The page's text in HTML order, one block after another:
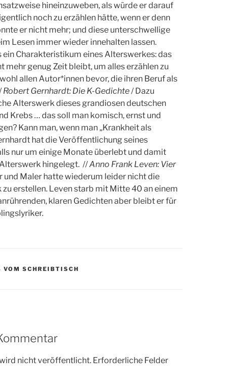
hineinzuweben, als würde er darauf
noch zu erzählen hätte, wenn er denn
er nicht mehr; und diese unterschwellige
Lesen immer wieder innehalten lassen.
ein Charakteristikum eines Alterswerkes: das
mehr genug Zeit bleibt, um alles erzählen zu
allen Autor*innen bevor, die ihren Beruf als
Robert Gernhardt: Die K-Gedichte/ Dazu
Alterswerk dieses grandiosen deutschen
Krebs … das soll man komisch, ernst und
Kann man, wenn man „Krankheit als
hat die Veröffentlichung seines
nur um einige Monate überlebt und damit
hingelegt. //Anno Frank Leven: Vier
und Maler hatte wiederum leider nicht die
zu erstellen. Leven starb mit Mitte 40 an einem
klaren Gedichten aber bleibt er für
VOM SCHREIBTISCH
nicht veröffentlicht. Erforderliche Felder